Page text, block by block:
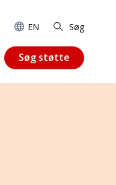
EN Søg
Søg støtte